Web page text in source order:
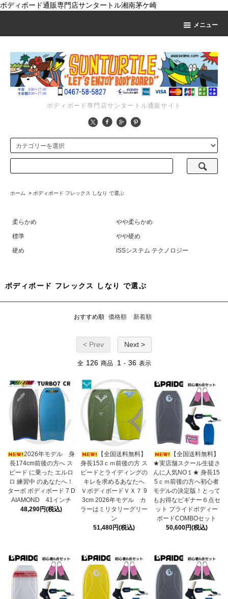
ボディボード通販専門店サンタートル湘南茅ケ崎
メニュー
ボディボード専門店サンタートル通販サイト
ホーム > ボディボード フレックス しなり で選ぶ
柔らかめ
やや柔らかめ
標準
やや硬め
硬め
ISSシステム テクノロジー
ボディボード フレックス しなり で選ぶ
おすすめ順 価格順 新着順
< Prev Next >
全 126 商品 1 - 36 表示
2026年モデル 身
長174cm前後の方へ ス
ピード に乗った エルロ
ロ 練習中 のあなたへ！
ターボ ボディボード 7 D
AIAMOND 41インチ
48,290円(税込)
【全国送料無料】
身長153ｃｍ前後の方 ス
ピードとライディングの
キレを求めるあなたへ
ＶボディボードＶＸ７ 9
3cm 2026年モデル カ
ラーはミリタリーグリー
ン
51,480円(税込)
【全国送料無料】
★実店舗スクール生徒さ
んに人気NO１★ 身長15
5ｃｍ前後の方へ初心者
モデルの決定版！とって
もお得なビギナー６点セ
ット プライドボディー
ボードCOMBOセット
50,600円(税込)